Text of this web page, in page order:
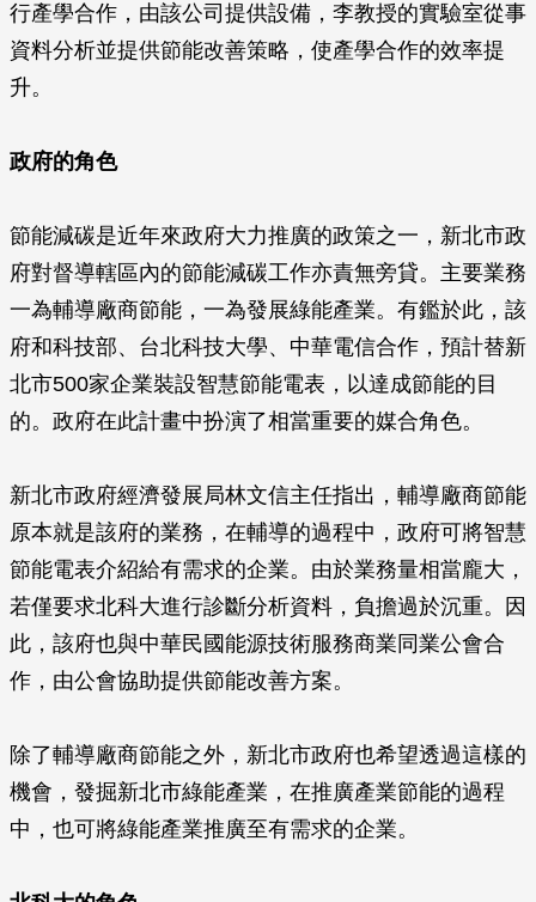
行產學合作，由該公司提供設備，李教授的實驗室從事
資料分析並提供節能改善策略，使產學合作的效率提
升。
政府的角色
節能減碳是近年來政府大力推廣的政策之一，新北市政
府對督導轄區內的節能減碳工作亦責無旁貸。主要業務
一為輔導廠商節能，一為發展綠能產業。有鑑於此，該
府和科技部、台北科技大學、中華電信合作，預計替新
北市500家企業裝設智慧節能電表，以達成節能的目
的。政府在此計畫中扮演了相當重要的媒合角色。
新北市政府經濟發展局林文信主任指出，輔導廠商節能
原本就是該府的業務，在輔導的過程中，政府可將智慧
節能電表介紹給有需求的企業。由於業務量相當龐大，
若僅要求北科大進行診斷分析資料，負擔過於沉重。因
此，該府也與中華民國能源技術服務商業同業公會合
作，由公會協助提供節能改善方案。
除了輔導廠商節能之外，新北市政府也希望透過這樣的
機會，發掘新北市綠能產業，在推廣產業節能的過程
中，也可將綠能產業推廣至有需求的企業。